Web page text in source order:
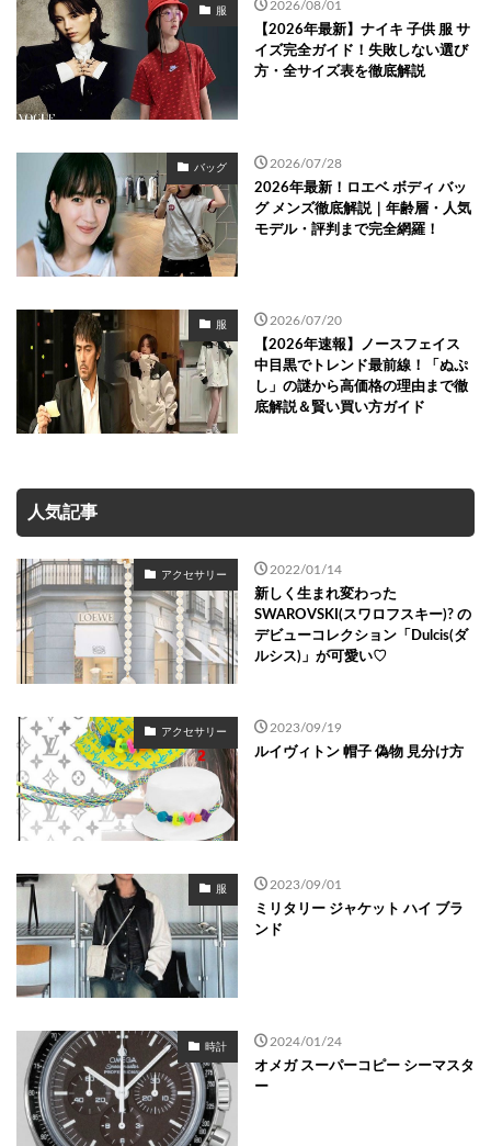
服 2026/08/01
【2026年最新】ナイキ 子供 服 サ
イズ完全ガイド！失敗しない選び
方・全サイズ表を徹底解説
バッグ 2026/07/28
2026年最新！ロエベ ボディ バッ
グ メンズ徹底解説｜年齢層・人気
モデル・評判まで完全網羅！
服 2026/07/20
【2026年速報】ノースフェイス
中目黒でトレンド最前線！「ぬぷ
し」の謎から高価格の理由まで徹
底解説＆賢い買い方ガイド
人気記事
アクセサリー 2022/01/14
新しく生まれ変わった
SWAROVSKI(スワロフスキー)? の
デビューコレクション「Dulcis(ダ
ルシス)」が可愛い♡
アクセサリー 2023/09/19
ルイヴィトン 帽子 偽物 見分け方
服 2023/09/01
ミリタリー ジャケット ハイ ブラ
ンド
時計 2024/01/24
オメガ スーパーコピー シーマスタ
ー